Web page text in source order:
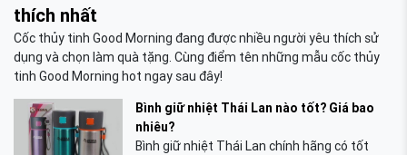
thích nhất
Cốc thủy tinh Good Morning đang được nhiều người yêu thích sử
dụng và chọn làm quà tặng. Cùng điểm tên những mẫu cốc thủy
tinh Good Morning hot ngay sau đây!
Bình giữ nhiệt Thái Lan nào tốt? Giá bao
nhiêu?
Bình giữ nhiệt Thái Lan chính hãng có tốt